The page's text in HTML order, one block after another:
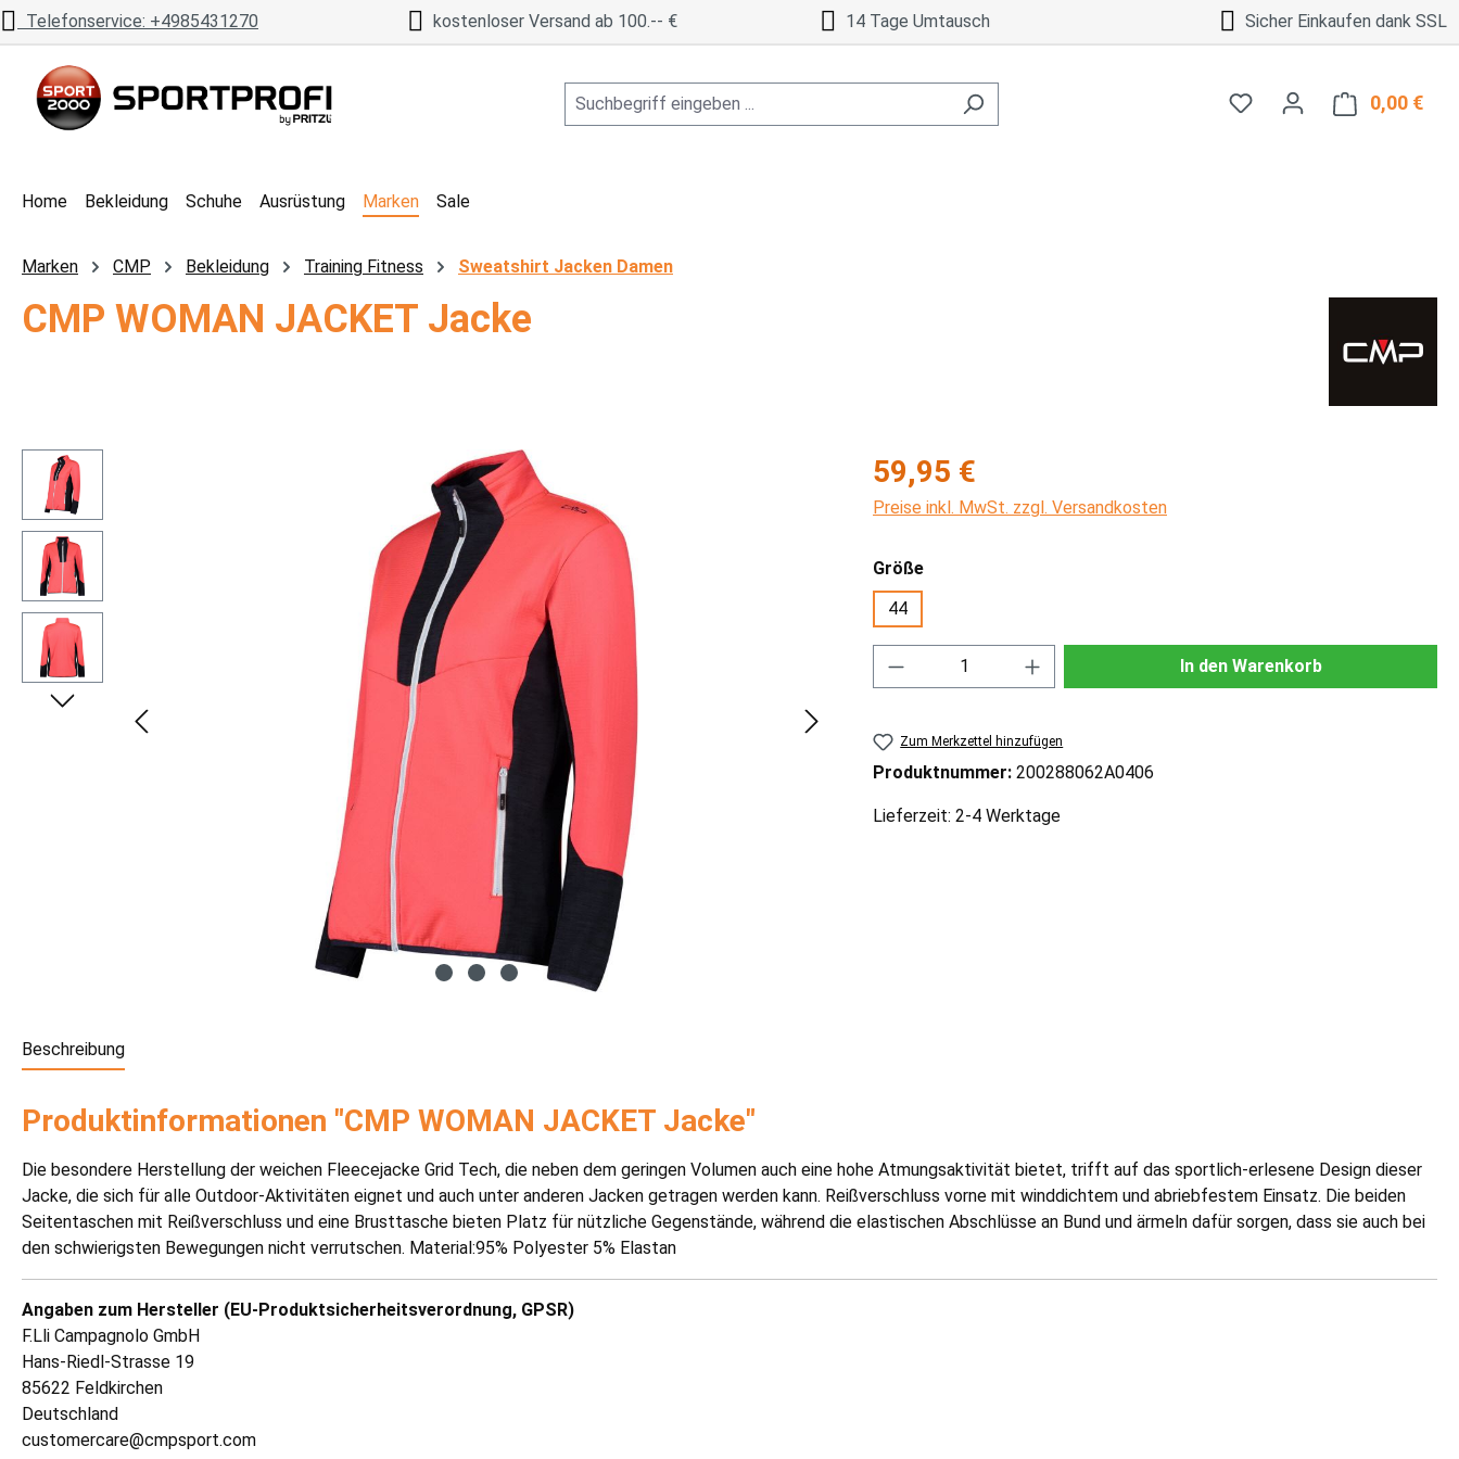
Hauptinhalt springen
Zur Suche springen
Zur Hauptnavigation springen
Telefonservice: +4985431270 kostenloser Versand ab 100.-- € 14 Tage Umtausch Sicher Einkaufen dank SSL
0,00 €
Home Bekleidung Schuhe Ausrüstung Marken Sale
Marken CMP Bekleidung Training Fitness Sweatshirt Jacken Damen
CMP WOMAN JACKET Jacke
Bildergalerie überspringen Regulärer Preis:
59,95 €
Preise inkl. MwSt. zzgl. Versandkosten
Größeauswählen
44
Produkt Anzahl: Gib den gewünschten Wert ein
In den Warenkorb
Zum Merkzettel hinzufügen
Produktnummer: 200288062A0406
Lieferzeit: 2-4 Werktage
Beschreibung
Produktinformationen "CMP WOMAN JACKET Jacke"
Die besondere Herstellung der weichen Fleecejacke Grid Tech, die neben dem geringen Volumen auch eine hohe Atmungsaktivität bietet, trifft auf das sportlich-erlesene Design dieser
Jacke, die sich für alle Outdoor-Aktivitäten eignet und auch unter anderen Jacken getragen werden kann. Reißverschluss vorne mit winddichtem und abriebfestem Einsatz. Die beiden
Seitentaschen mit Reißverschluss und eine Brusttasche bieten Platz für nützliche Gegenstände, während die elastischen Abschlüsse an Bund und ärmeln dafür sorgen, dass sie auch bei
den schwierigsten Bewegungen nicht verrutschen. Material:95% Polyester 5% Elastan
Angaben zum Hersteller (EU-Produktsicherheitsverordnung, GPSR)
F.Lli Campagnolo GmbH
Hans-Riedl-Strasse 19
85622 Feldkirchen
Deutschland
customercare@cmpsport.com